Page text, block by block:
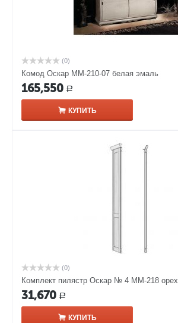
(0)
Комод Оскар ММ-210-07 белая эмаль
165,550 Р
КУПИТЬ
(0)
Комплект пилястр Оскар № 4 ММ-218 орех
31,670 Р
КУПИТЬ